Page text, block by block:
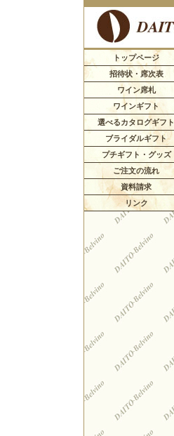
トップページ
招待状・席次表
ワイン席札
ワインギフト
選べるカタログギフト
ブライダルギフト
プチギフト・グッズ
ご注文の流れ
資料請求
リンク